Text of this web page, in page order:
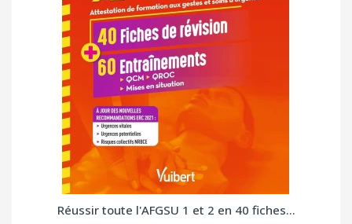
Réussir toute l'AFGSU 1 et 2 en 40 fiches...